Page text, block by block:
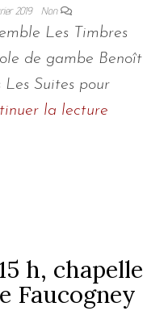
2019 Non
Les Timbres
de gambe Benoît
Suites pour
la lecture
h, chapelle
Faucogney